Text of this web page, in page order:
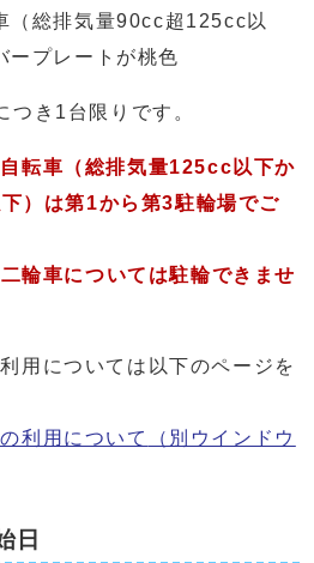
（総排気量90cc超125cc以
プレートが桃色
き1台限りです。
転車（総排気量125cc以下か
）は第1から第3駐輪場でご
輪車については駐輪できませ
用については以下のページを
利用について
（別ウインドウ
日